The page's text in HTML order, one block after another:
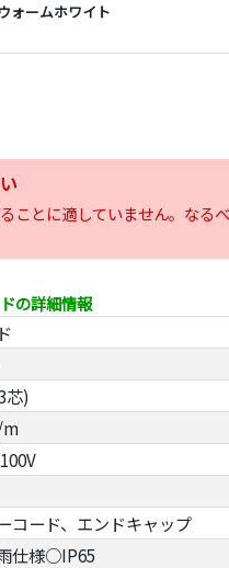
ォームホワイト
ことに適していません。なる
の詳細情報
芯)
m
コード、エンドキャップ
仕様○IP65